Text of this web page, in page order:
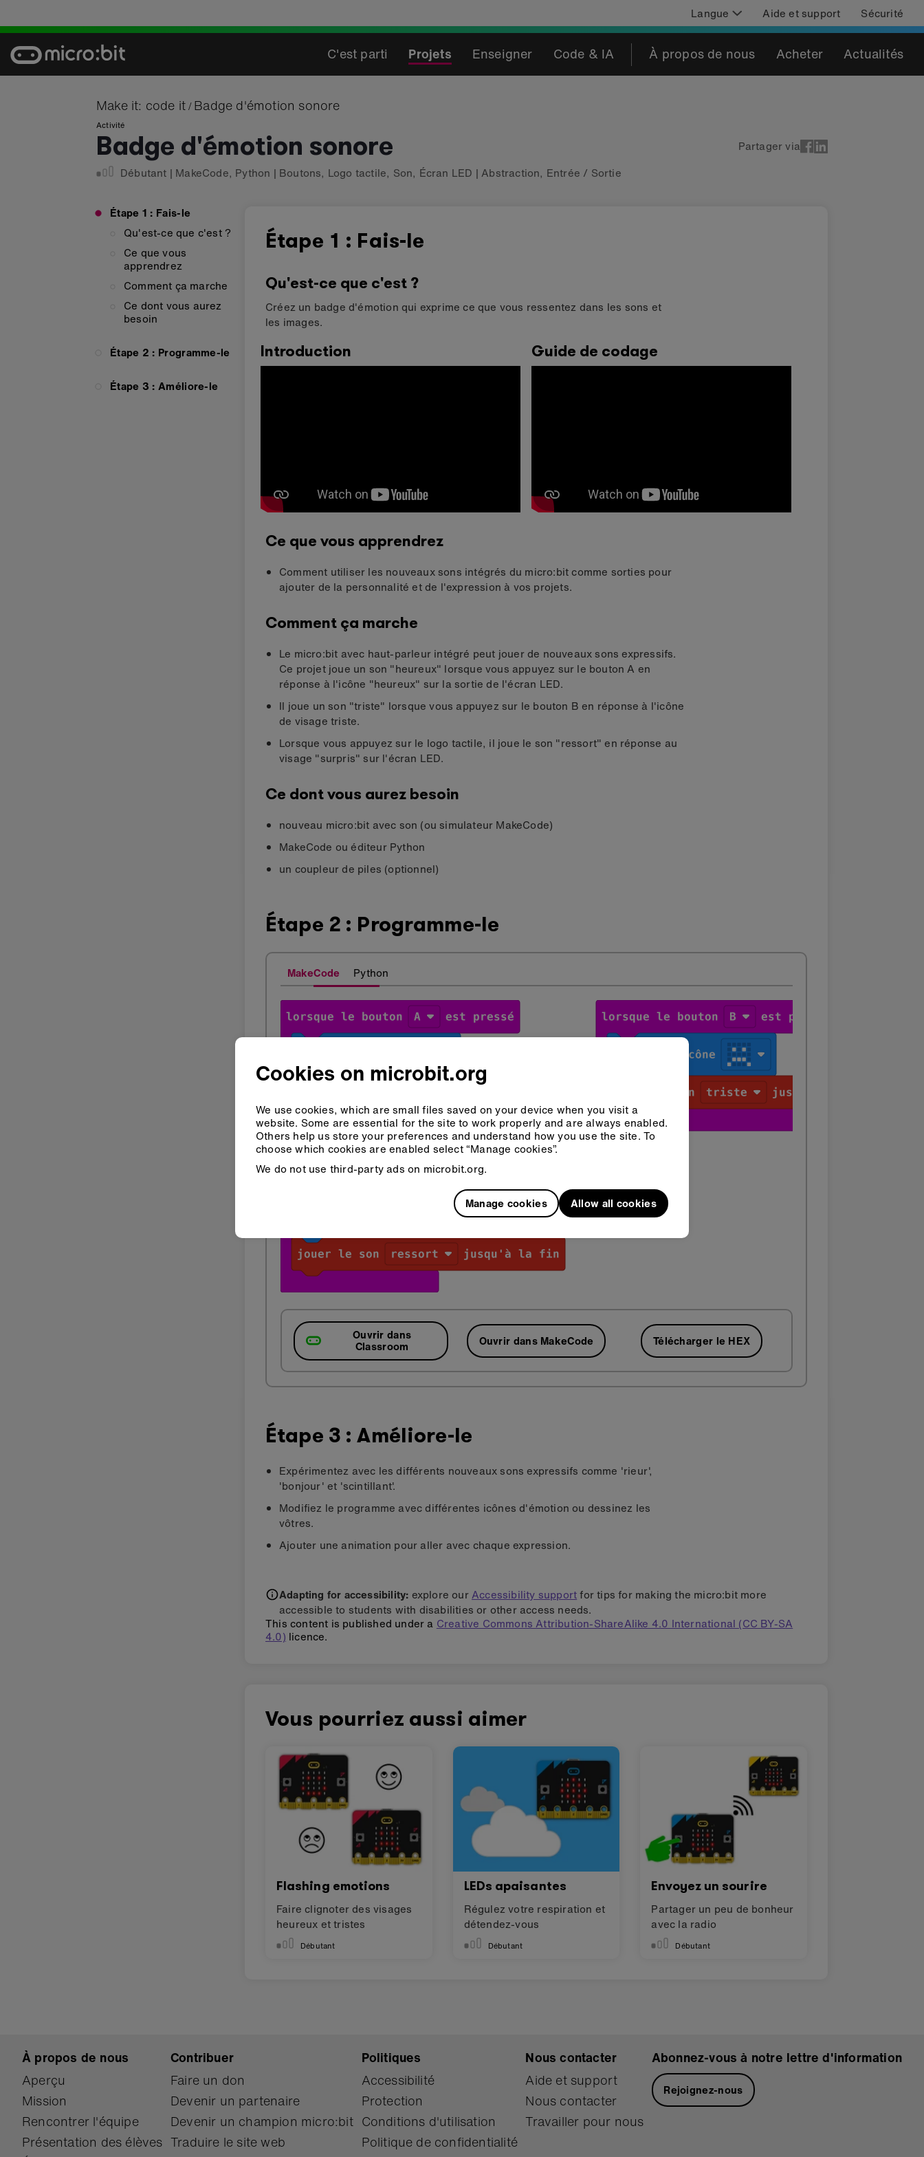
content
Langue Aide et support Sécurité
C'est parti Projets Enseigner Code & IA À propos de nous Acheter Actualités
Make it: code it / Badge d'émotion sonore
Activité
Badge d'émotion sonore
Partager via
Débutant | MakeCode, Python | Boutons, Logo tactile, Son, Écran LED |Abstraction, Entrée / Sortie
Étape 1 : Fais-le
Qu'est-ce que c'est ?
Ce que vous
apprendrez
Comment ça marche
Ce dont vous aurez
besoin
Étape 2 : Programme-le
Étape 3 : Améliore-le
Étape 1 : Fais-le
Qu'est-ce que c'est ?
Créez un badge d'émotion qui exprime ce que vous ressentez dans les sons et
les images.
Introduction Guide de codage
Ce que vous apprendrez
Comment utiliser les nouveaux sons intégrés du micro:bit comme sorties pour
ajouter de la personnalité et de l'expression à vos projets.
Comment ça marche
Le micro:bit avec haut-parleur intégré peut jouer de nouveaux sons expressifs.
Ce projet joue un son "heureux" lorsque vous appuyez sur le bouton A en
réponse à l'icône "heureux" sur la sortie de l'écran LED.
Il joue un son "triste" lorsque vous appuyez sur le bouton B en réponse à l'icône
de visage triste.
Lorsque vous appuyez sur le logo tactile, il joue le son "ressort" en réponse au
visage "surpris" sur l'écran LED.
Ce dont vous aurez besoin
nouveau micro:bit avec son (ou simulateur MakeCode)
MakeCode ou éditeur Python
un coupleur de piles (optionnel)
Étape 2 : Programme-le
MakeCode Python
Ouvrir dans
Classroom Ouvrir dans MakeCode Télécharger le HEX
Étape 3 : Améliore-le
Expérimentez avec les différents nouveaux sons expressifs comme 'rieur',
'bonjour' et 'scintillant'.
Modifiez le programme avec différentes icônes d'émotion ou dessinez les
vôtres.
Ajouter une animation pour aller avec chaque expression.
Adapting for accessibility: explore ourAccessibility supportfor tips for making the micro:bit more
accessible to students with disabilities or other access needs.
This content is published under a Creative Commons Attribution-ShareAlike 4.0 International (CC BY-SA
4.0) licence.
Vous pourriez aussi aimer
Flashing emotions
Faire clignoter des visages
heureux et tristes
Débutant
LEDs apaisantes
Régulez votre respiration et
détendez-vous
Débutant
Envoyez un sourire
Partager un peu de bonheur
avec la radio
Débutant
À propos de nous
Aperçu
Mission
Rencontrer l'équipe
Présentation des élèves
Contribuer
Faire un don
Devenir un partenaire
Devenir un champion micro:bit
Traduire le site web
Politiques
Accessibilité
Protection
Conditions d'utilisation
Politique de confidentialité
Nous contacter
Aide et support
Nous contacter
Travailler pour nous
Abonnez-vous à notre lettre d'information
Rejoignez-nous
Cookies on microbit.org
We use cookies, which are small files saved on your device when you visit a
website. Some are essential for the site to work properly and are always enabled.
Others help us store your preferences and understand how you use the site. To
choose which cookies are enabled select “Manage cookies”.
We do not use third-party ads on microbit.org.
Manage cookies Allow all cookies